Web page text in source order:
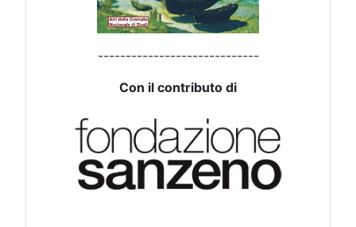
-----------------------------
Con il contributo di